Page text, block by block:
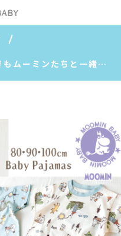
【イオンオリジナル】寝るときもムーミンたちと一緒に♪オリジナルベビーパジャマの新作が登場！